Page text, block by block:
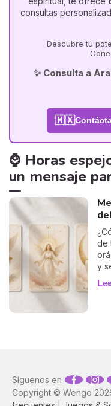
consultas
Descubre tu
✨ Consulta a
🇲🇽
⌚ Horas
un mensaje
de
y
de
Copyright © Wengo
Síguenos en